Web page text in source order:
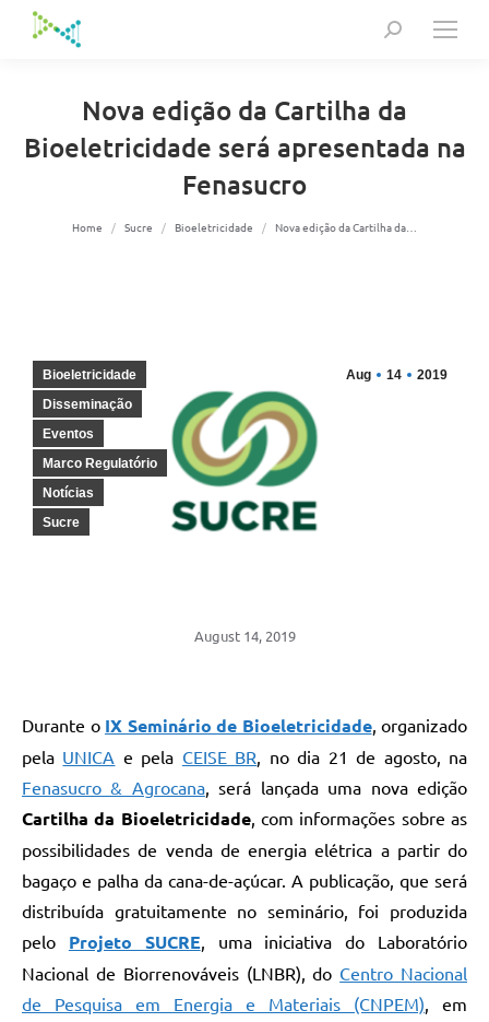
Search:
Nova edição da Cartilha da
Bioeletricidade será apresentada na
Fenasucro
You are here:
Home Sucre Bioeletricidade Nova edição da Cartilha da…
Aug 14 2019
Bioeletricidade
Disseminação
Eventos
Marco Regulatório
Notícias
Sucre
August 14, 2019
Durante o IX Seminário de Bioeletricidade, organizado
pela UNICA e pela CEISE BR, no dia 21 de agosto, na
Fenasucro & Agrocana, será lançada uma nova edição
Cartilha da Bioeletricidade, com informações sobre as
possibilidades de venda de energia elétrica a partir do
bagaço e palha da cana-de-açúcar. A publicação, que será
distribuída gratuitamente no seminário, foi produzida
pelo Projeto SUCRE, uma iniciativa do Laboratório
Nacional de Biorrenováveis (LNBR), do Centro Nacional
de Pesquisa em Energia e Materiais (CNPEM), em